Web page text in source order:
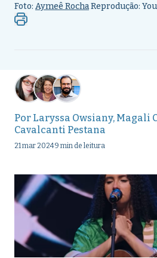
Foto: Aymeê RochaReprodução:
Por Laryssa Owsiany, Magali
Cavalcanti Pestana
21 mar 20249 min de leitura